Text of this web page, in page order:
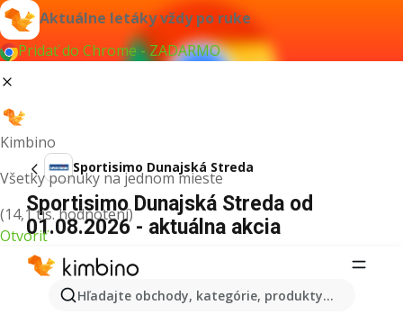
Aktuálne letáky vždy po ruke
Pridať do Chrome - ZADARMO
Kimbino
Všetky ponuky na jednom mieste
(14,1 tis. hodnotení)
Otvoriť
Hľadajte obchody, kategórie, produkty...
Sportisimo Dunajská Streda
Sportisimo Dunajská Streda od
01.08.2026 - aktuálna akcia